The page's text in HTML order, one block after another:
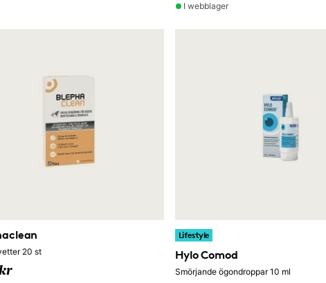
I webblager
20 st
Lifestyle
Hylo Comod
Smörjande ögondroppar 10 ml